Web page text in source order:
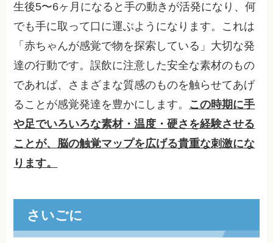
生後5〜6ヶ月になると手の動きが活発になり、何
でも手に取って口に運ぶようになります。これは
「赤ちゃんが感覚で物を探索している」大切な発
達の行動です。誤飲に注意した安全な素材のもの
であれば、さまざまな質感のものを触らせてあげ
ることが感覚発達を豊かにします。 この時期に手
や足でいろいろな素材・温度・硬さを経験させる
ことが、脳の触覚マップを広げる貴重な刺激にな
ります。
さいごに